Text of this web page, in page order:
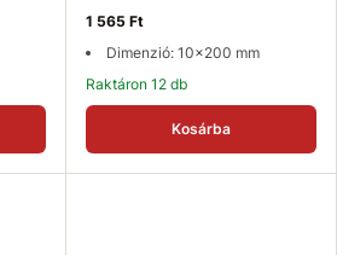
1 565 Ft
Dimenzió: 10x200 mm
Raktáron 12 db
Kosárba